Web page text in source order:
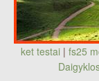
ket testai | fs25